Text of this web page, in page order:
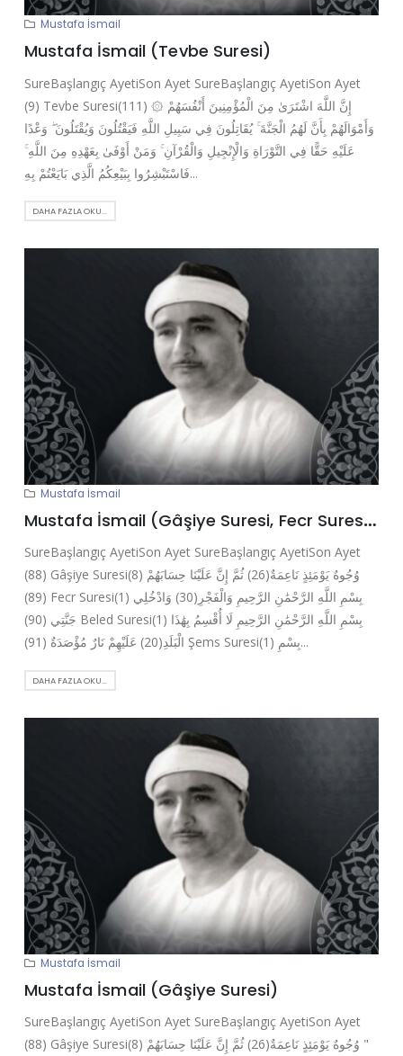
Mustafa İsmail
Mustafa İsmail (Tevbe Suresi)
SureBaşlangıç AyetiSon Ayet SureBaşlangıç AyetiSon Ayet
(9) Tevbe Suresi(111) ۞ إِنَّ اللَّهَ اشْتَرَىٰ مِنَ الْمُؤْمِنِينَ أَنْفُسَهُمْ
وَأَمْوَالَهُمْ بِأَنَّ لَهُمُ الْجَنَّةَ ۚ يُقَاتِلُونَ فِي سَبِيلِ اللَّهِ فَيَقْتُلُونَ وَيُقْتَلُونَ ۖ وَعْدًا
عَلَيْهِ حَقًّا فِي التَّوْرَاةِ وَالْإِنْجِيلِ وَالْقُرْآنِ ۚ وَمَنْ أَوْفَىٰ بِعَهْدِهِ مِنَ اللَّهِ ۚ
فَاسْتَبْشِرُوا بِبَيْعِكُمُ الَّذِي بَايَعْتُمْ بِهِ...
DAHA FAZLA OKU...
Mustafa İsmail
Mustafa İsmail (Gâşiye Suresi, Fecr Suresi, Beled Suresi, Şems Suresi, Hâkka Suresi, Nâziât Suresi, Fatiha Suresi, Bakara Suresi)
SureBaşlangıç AyetiSon Ayet SureBaşlangıç AyetiSon Ayet
(88) Gâşiye Suresi(8) وُجُوهٌ يَوْمَئِذٍ نَاعِمَةٌ(26) ثُمَّ إِنَّ عَلَيْنَا حِسَابَهُمْ
(89) Fecr Suresi(1) بِسْمِ اللَّهِ الرَّحْمَٰنِ الرَّحِيمِ وَالْفَجْرِ(30) وَادْخُلِي
جَنَّتِي (90) Beled Suresi(1) بِسْمِ اللَّهِ الرَّحْمَٰنِ الرَّحِيمِ لَا أُقْسِمُ بِهَٰذَا
الْبَلَدِ(20) عَلَيْهِمْ نَارٌ مُؤْصَدَةٌ (91) Şems Suresi(1) بِسْمِ...
DAHA FAZLA OKU...
Mustafa İsmail
Mustafa İsmail (Gâşiye Suresi)
SureBaşlangıç AyetiSon Ayet SureBaşlangıç AyetiSon Ayet
(88) Gâşiye Suresi(8) وُجُوهٌ يَوْمَئِذٍ نَاعِمَةٌ(26) ثُمَّ إِنَّ عَلَيْنَا حِسَابَهُمْ "